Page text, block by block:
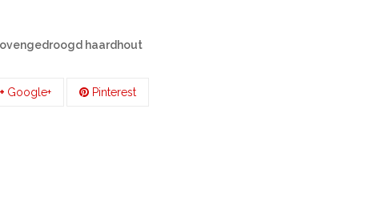
ovengedroogd haardhout
Google+ Pinterest